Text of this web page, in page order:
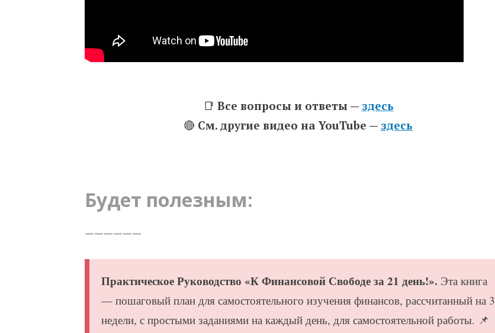
📑 Все вопросы и ответы — здесь
🔴 См. другие видео на YouTube — здесь
Будет полезным:
——————
Практическое Руководство «К Финансовой Свободе за 21 день!». Эта книга
— пошаговый план для самостоятельного изучения финансов, рассчитанный на 3
недели, с простыми заданиями на каждый день, для самостоятельной работы. 📌